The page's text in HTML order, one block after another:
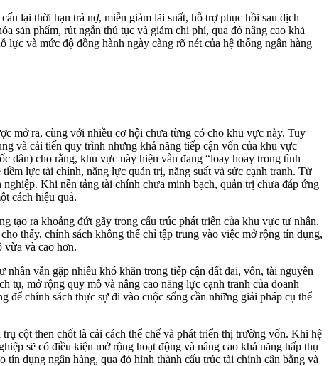
lại thời hạn trả nợ, miễn giảm lãi suất, hỗ trợ phục hồi sau dịch
sản phẩm, rút ngắn thủ tục và giảm chi phí, qua đó nâng cao khả
và mức độ đồng hành ngày càng rõ nét của hệ thống ngân hàng
mở ra, cùng với nhiều cơ hội chưa từng có cho khu vực này. Tuy
và cải tiến quy trình nhưng khả năng tiếp cận vốn của khu vực
dân) cho rằng, khu vực này hiện vẫn đang “loay hoay trong tình
lực tài chính, năng lực quản trị, năng suất và sức cạnh tranh. Từ
Khi nền tảng tài chính chưa minh bạch, quản trị chưa đáp ứng
cách hiệu quả.
tạo ra khoảng đứt gãy trong cấu trúc phát triển của khu vực tư nhân.
thấy, chính sách không thể chỉ tập trung vào việc mở rộng tín dụng,
vừa và cao hơn.
vẫn gặp nhiều khó khăn trong tiếp cận đất đai, vốn, tài nguyên
tụ, mở rộng quy mô và nâng cao năng lực cạnh tranh của doanh
chính sách thực sự đi vào cuộc sống cần những giải pháp cụ thể
cột then chốt là cải cách thể chế và phát triển thị trường vốn. Khi hệ
sẽ có điều kiện mở rộng hoạt động và nâng cao khả năng hấp thụ
dụng ngân hàng, qua đó hình thành cấu trúc tài chính cân bằng và